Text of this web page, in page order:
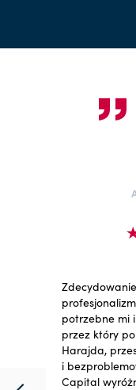
potrzebne mi
przez który
Harajda,
i
Capital